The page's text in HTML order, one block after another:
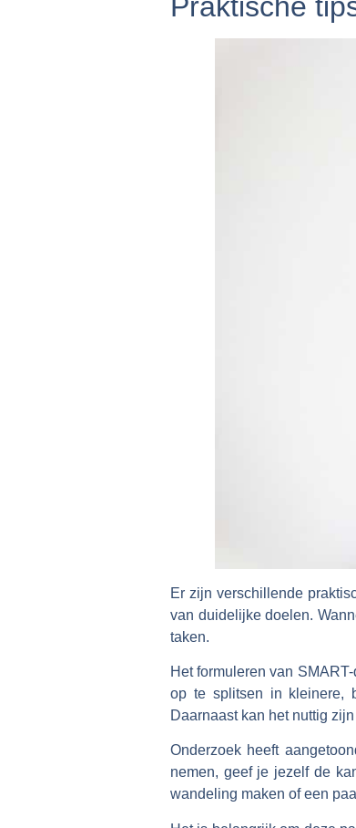
Praktische
Er zijn verschillende
van duidelijke doelen.
taken.
Het formuleren van
op te splitsen in kleinere,
Daarnaast kan het nuttig
Onderzoek heeft
nemen, geef je jezelf de
wandeling maken of een